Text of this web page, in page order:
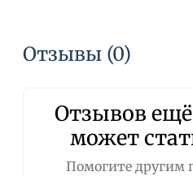
Отзывы (0)
Отзывов
может
Помогите другим